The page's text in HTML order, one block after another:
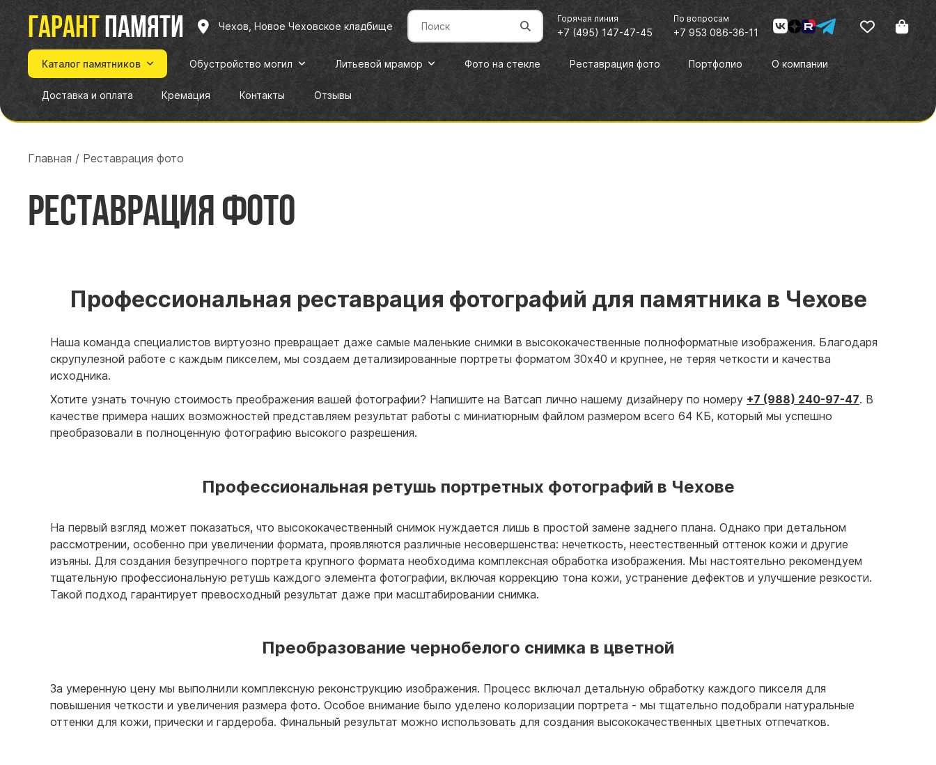
Гарантпамяти Чехов, Новое Чеховское кладбище
Горячая линия
+7 (495) 147-47-45
По вопросам
+7 953 086-36-11
Каталог памятников Обустройство могил Литьевой мрамор Фото на стекле Реставрация фото Портфолио О компании
Доставка и оплата Кремация Контакты Отзывы
Главная / Реставрация фото
Реставрация фото
Профессиональная реставрация фотографий для памятника в Чехове
Наша команда специалистов виртуозно превращает даже самые маленькие снимки в высококачественные полноформатные изображения. Благодаря
скрупулезной работе с каждым пикселем, мы создаем детализированные портреты форматом 30х40 и крупнее, не теряя четкости и качества
исходника.
Хотите узнать точную стоимость преображения вашей фотографии? Напишите на Ватсап лично нашему дизайнеру по номеру +7 (988) 240-97-47. В
качестве примера наших возможностей представляем результат работы с миниатюрным файлом размером всего 64 КБ, который мы успешно
преобразовали в полноценную фотографию высокого разрешения.
Профессиональная ретушь портретных фотографий в Чехове
На первый взгляд может показаться, что высококачественный снимок нуждается лишь в простой замене заднего плана. Однако при детальном
рассмотрении, особенно при увеличении формата, проявляются различные несовершенства: нечеткость, неестественный оттенок кожи и другие
изъяны. Для создания безупречного портрета крупного формата необходима комплексная обработка изображения. Мы настоятельно рекомендуем
тщательную профессиональную ретушь каждого элемента фотографии, включая коррекцию тона кожи, устранение дефектов и улучшение резкости.
Такой подход гарантирует превосходный результат даже при масштабировании снимка.
Преобразование чернобелого снимка в цветной
За умеренную цену мы выполнили комплексную реконструкцию изображения. Процесс включал детальную обработку каждого пикселя для
повышения четкости и увеличения размера фото. Особое внимание было уделено колоризации портрета - мы тщательно подобрали натуральные
оттенки для кожи, прически и гардероба. Финальный результат можно использовать для создания высококачественных цветных отпечатков.